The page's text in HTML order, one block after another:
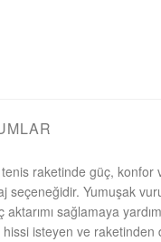
raketinde güç,
seçeneğidir. Yumuşak
sağlamaya
isteyen ve